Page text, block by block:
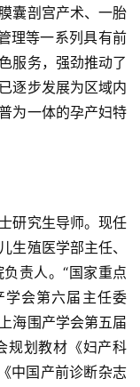
囊剖宫产术、一胎
理等一系列具有前
服务，强劲推动了
逐步发展为区域内
为一体的孕产妇特
研究生导师。现任
生殖医学部主任、
责人。“国家重点
学会第六届主任委
海围产学会第五届
规划教材《妇产科
中国产前诊断杂志